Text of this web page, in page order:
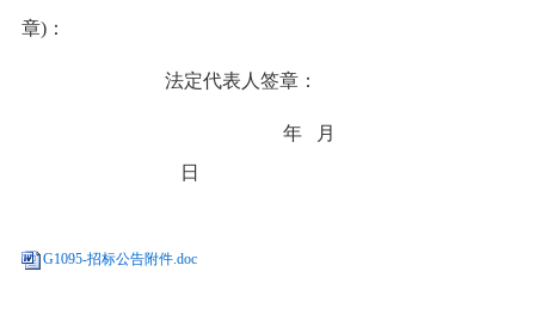
章)：
法定代表人签章：
年
月
日
G1095-招标公告附件.doc